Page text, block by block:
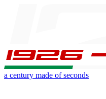
a century made of seconds